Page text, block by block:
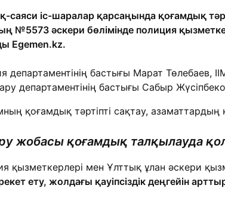
іс-шаралар қарсаңында қоғамдық
№5573 әскери бөлімінде полиция
Egemen.kz.
бастығы Марат Төлебаев,
департаментінің бастығы Сабыр
қоғамдық тәртіпті сақтау, азаматтардың
жобасы қоғамдық талқылауда
қызметкерлері мен Ұлттық ұлан әскери
ету, жолдағы қауіпсіздік деңгейін